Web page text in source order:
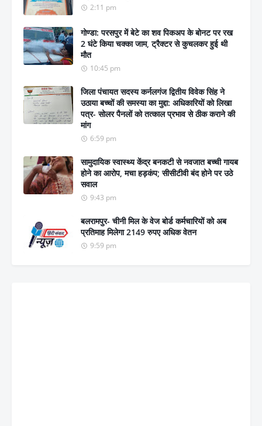
2:11 pm
गोण्डा: परसपुर में बेटे का शव पिकअप के बोनट पर रख
2 घंटे किया चक्का जाम, ट्रैक्टर से कुचलकर हुई थी
मौत
10:45 pm
जिला पंचायत सदस्य कर्नलगंज द्वितीय विवेक सिंह ने
उठाया बच्चों की समस्या का मुद्दा: अधिकारियों को लिखा
पत्र- सोलर पैनलों को तत्काल प्रभाव से ठीक कराने की
मांग
6:59 pm
सामुदायिक स्वास्थ्य केंद्र बनकटी से नवजात बच्ची गायब
होने का आरोप, मचा हड़कंप; सीसीटीवी बंद होने पर उठे
सवाल
9:43 pm
बलरामपुर- चीनी मिल के वेज बोर्ड कर्मचारियों को अब
प्रतिमाह मिलेगा 2149 रुपए अधिक वेतन
9:59 pm